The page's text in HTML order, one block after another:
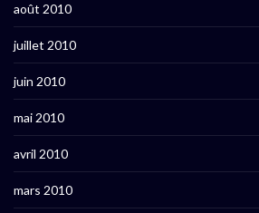
août 2010
juillet 2010
juin 2010
mai 2010
avril 2010
mars 2010